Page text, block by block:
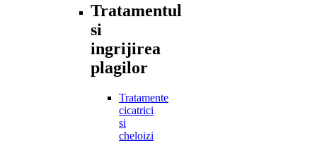
Tratamentul
si
ingrijirea
plagilor
Tratamente
cicatrici
si
cheloizi